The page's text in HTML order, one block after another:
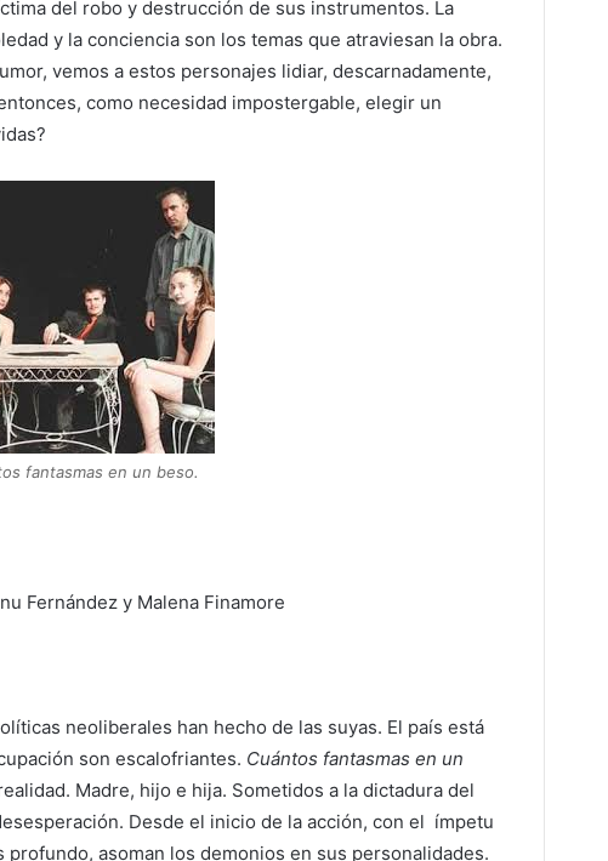
del robo y destrucción de sus instrumentos. La
y la conciencia son los temas que atraviesan la obra.
vemos a estos personajes lidiar, descarnadamente,
como necesidad impostergable, elegir un
fantasmas en un beso.
Fernández y Malena Finamore
neoliberales han hecho de las suyas. El país está
son escalofriantes. Cuántos fantasmas en un
Madre, hijo e hija. Sometidos a la dictadura del
Desde el inicio de la acción, con el ímpetu
asoman los demonios en sus personalidades.